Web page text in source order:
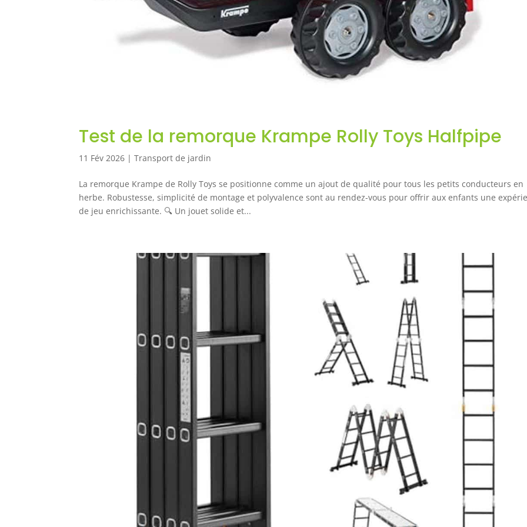
Test de la remorque Krampe Rolly Toys Halfpipe
11 Fév 2026 |Transport de jardin
La remorque Krampe de Rolly Toys se positionne comme un ajout de qualité pour tous les petits conducteurs en
herbe. Robustesse, simplicité de montage et polyvalence sont au rendez-vous pour offrir aux enfants une
de jeu enrichissante. 🔍 Un jouet solide et...